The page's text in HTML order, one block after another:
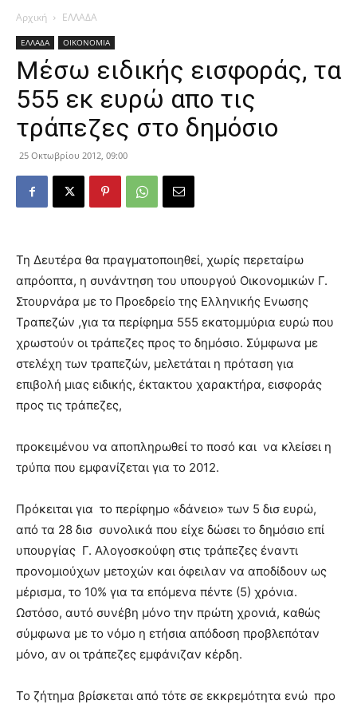
Αρχική ΕΛΛΑΔΑ
ΕΛΛΑΔΑ ΟΙΚΟΝΟΜΙΑ
Μέσω ειδικής εισφοράς, τα
555 εκ ευρώ απο τις
τράπεζες στο δημόσιο
25 Οκτωβρίου 2012, 09:00
Τη Δευτέρα θα πραγματοποιηθεί, χωρίς περεταίρω
απρόοπτα, η συνάντηση του υπουργού Οικονομικών Γ.
Στουρνάρα με το Προεδρείο της Ελληνικής Ενωσης
Τραπεζών ,για τα περίφημα 555 εκατομμύρια ευρώ που
χρωστούν οι τράπεζες προς το δημόσιο. Σύμφωνα με
στελέχη των τραπεζών, μελετάται η πρόταση για
επιβολή μιας ειδικής, έκτακτου χαρακτήρα, εισφοράς
προς τις τράπεζες,
προκειμένου να αποπληρωθεί το ποσό και να κλείσει η
τρύπα που εμφανίζεται για το 2012.
Πρόκειται για το περίφημο «δάνειο» των 5 δισ ευρώ,
από τα 28 δισ συνολικά που είχε δώσει το δημόσιο επί
υπουργίας Γ. Αλογοσκούφη στις τράπεζες έναντι
προνομιούχων μετοχών και όφειλαν να αποδίδουν ως
μέρισμα, το 10% για τα επόμενα πέντε (5) χρόνια.
Ωστόσο, αυτό συνέβη μόνο την πρώτη χρονιά, καθώς
σύμφωνα με το νόμο η ετήσια απόδοση προβλεπόταν
μόνο, αν οι τράπεζες εμφάνιζαν κέρδη.
Το ζήτημα βρίσκεται από τότε σε εκκρεμότητα ενώ προ